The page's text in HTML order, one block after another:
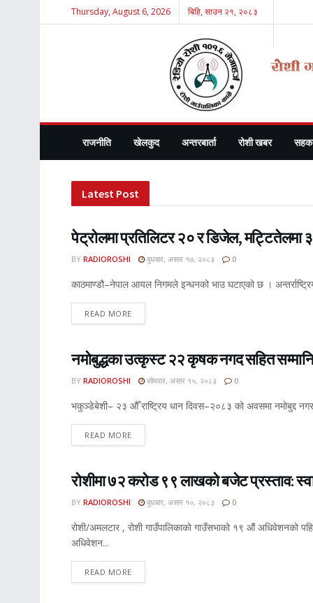
Thursday, August 6, 2026 बिहि, साउन २१, २०८३
Radio
राजनीति खेलकुद अन्तरबार्ता रोशी खबर
Latest Post
ROSHI KHABAR E-PAPER
पेट्रोलमा प्रतिलिटर २० र डिजेल, मट्टितेलमा
BY RADIOROSHI बुधबार, असार १७, २०८३ 0
काठमाण्डौ–नेपाल आयल निगमले इन्धनको भाउ घटाएको छ ।
READ MORE
ROSHI KHABAR E-PAPER
नमोबुद्धका उत्कृस्ट २२ कृषक नगद सहित
BY RADIOROSHI सोमवार, असार १५, २०८३ 0
भकुञ्डेबेशी– २३ औँ राष्ट्रिय धान दिवस–२०८३ को अवसमा नमोबुद्द
READ MORE
ROSHI KHABAR E-PAPER
रोशीमा ७२ करोड ९९ लाखको बजेट प्रस्ताव:
BY RADIOROSHI बुधबार, असार १०, २०८३ 0
रोशी/अमलटार , रोशी गाउँपालिकाको गाउँसभाको १९ औं अधिवेशनको
अधिवेशन...
READ MORE